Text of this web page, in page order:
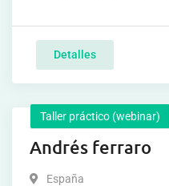
Detalles
Taller práctico (webinar)
Andrés ferraro
España